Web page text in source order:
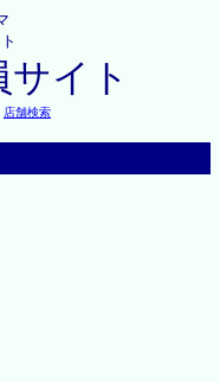
イト
店舗検索